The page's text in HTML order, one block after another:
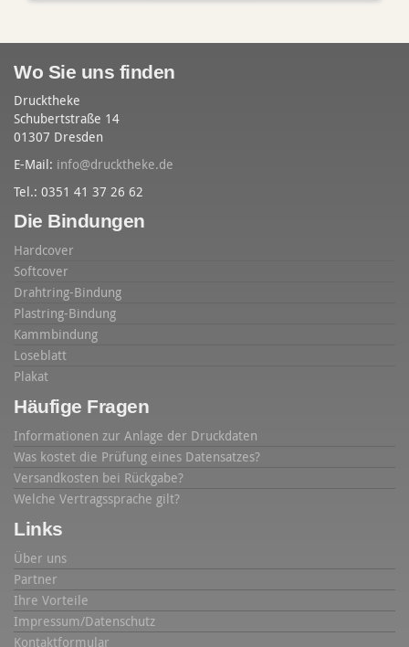
Wo Sie uns finden
Drucktheke
Schubertstraße 14
01307 Dresden
E-Mail: info@drucktheke.de
Tel.: 0351 41 37 26 62
Die Bindungen
Hardcover
Softcover
Drahtring-Bindung
Plastring-Bindung
Kammbindung
Loseblatt
Plakat
Häufige Fragen
Informationen zur Anlage der Druckdaten
Was kostet die Prüfung eines Datensatzes?
Versandkosten bei Rückgabe?
Welche Vertragssprache gilt?
Links
Über uns
Partner
Ihre Vorteile
Impressum/Datenschutz
Kontaktformular